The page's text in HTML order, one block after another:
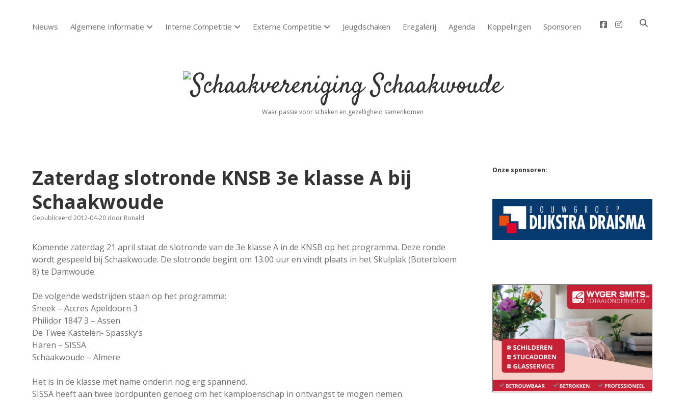
Nieuws Algemene Informatie open dropdown menu
Interne Competitie open dropdown menu
Externe Competitie open dropdown menu
Jeugdschaken Eregalerij Agenda Koppelingen Sponsoren facebook
instagram
Schaakvereniging
SchaakwoudeWaar passie voor schaken en gezelligheid samenkomen
Zaterdag slotronde KNSB 3e klasse A bij
Schaakwoude
Gepubliceerd 2012-04-20 door Ronald
Komende zaterdag 21 april staat de slotronde van de 3e klasse A in de KNSB op het programma. Deze ronde
wordt gespeeld bij Schaakwoude. De slotronde begint om 13.00 uur en vindt plaats in het Skulplak (Boterbloem
8) te Damwoude.
De volgende wedstrijden staan op het programma:
Sneek – Accres Apeldoorn 3
Philidor 1847 3 – Assen
De Twee Kastelen- Spassky’s
Haren – SISSA
Schaakwoude – Almere
Het is in de klasse met name onderin nog erg spannend.
SISSA heeft aan twee bordpunten genoeg om het kampioenschap in ontvangst te mogen nemen.
Sidebar
Onze sponsoren: